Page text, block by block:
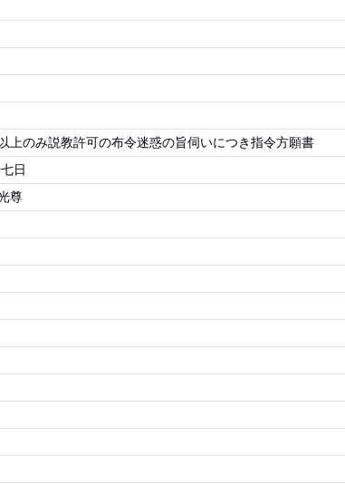
上のみ説教許可の布令迷惑の旨伺いにつき指令方願書
日
尊